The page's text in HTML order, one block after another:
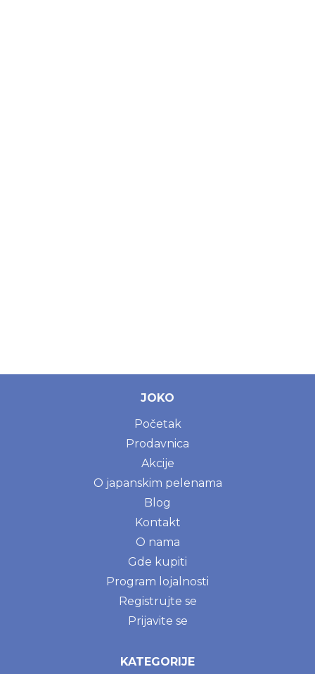
JOKO
Početak
Prodavnica
Akcije
O japanskim pelenama
Blog
Kontakt
O nama
Gde kupiti
Program lojalnosti
Registrujte se
Prijavite se
KATEGORIJE